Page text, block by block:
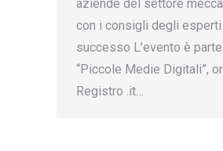
aziende del settore
con i consigli degli
successo L’evento è
“Piccole Medie Digitali”,
Registro .it…